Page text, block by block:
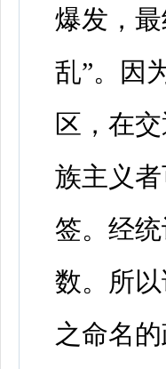
爆发，
乱”。因
区，在
族主义
签。经
数。所
之命名